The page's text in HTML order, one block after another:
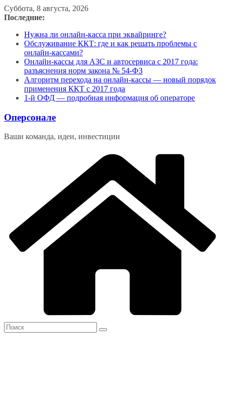
Перейти
к
Суббота, 8 августа, 2026
Последние:
Нужна ли онлайн-касса при эквайринге?
Обслуживание ККТ: где и как решать проблемы с
онлайн-кассами?
Онлайн-кассы для АЗС и автосервиса с 2017 года:
разъяснения норм закона № 54-ФЗ
Алгоритм перехода на онлайн-кассы — новый порядок
применения ККТ с 2017 года
1-й ОФД — подробная информация об операторе
Оперсонале
Ваши команда, идеи, инвестиции